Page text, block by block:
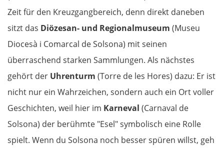
Zeit für den Kreuzgangbereich, denn direkt daneben
sitzt das Diözesan- und Regionalmuseum (Museu
Diocesà i Comarcal de Solsona) mit seinen
überraschend starken Sammlungen. Als nächstes
gehört der Uhrenturm (Torre de les Hores) dazu: Er ist
nicht nur ein Wahrzeichen, sondern auch ein Ort voller
Geschichten, weil hier im Karneval (Carnaval de
Solsona) der berühmte "Esel" symbolisch eine Rolle
spielt. Wenn du Solsona noch besser spüren willst, geh